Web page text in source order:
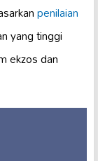
penilaian
yang tinggi
ekzos dan